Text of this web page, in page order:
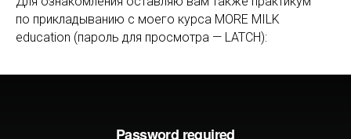
по прикладыванию с моего курса MORE MILK
education (пароль для просмотра — LATCH):